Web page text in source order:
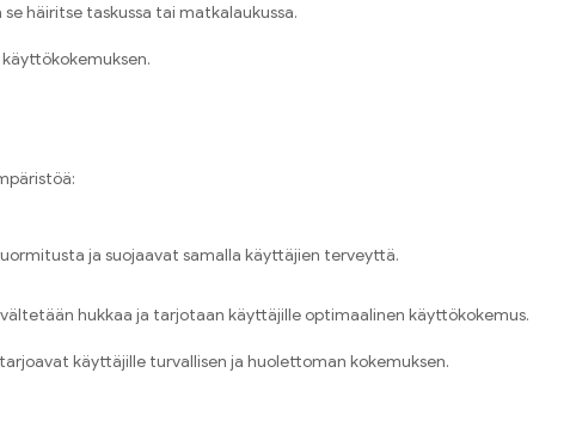
häiritse taskussa tai matkalaukussa.
ja suojaavat samalla käyttäjien terveyttä.
hukkaa ja tarjotaan käyttäjille optimaalinen käyttökokemus.
käyttäjille turvallisen ja huolettoman kokemuksen.